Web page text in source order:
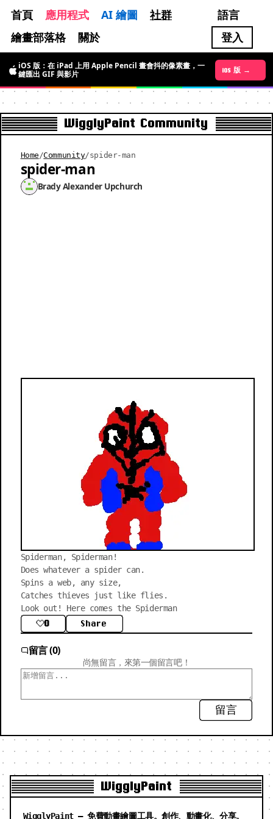
首頁 應用程式 AI 繪圖
社群
繪畫部落格
關於
語言
登入
Android 版 →
iOS 版：在 iPad 上用 Apple Pencil 畫會抖的像素畫，一
鍵匯出 GIF 與影片
iOS 版 →
WigglyPaint Community
Home /Community/spider-man
spider-man
Brady Alexander Upchurch
Spiderman, Spiderman!
Does whatever a spider can.
Spins a web, any size,
Catches thieves just like flies.
Look out! Here comes the Spiderman
0 Share
留言 (0)
尚無留言，來第一個留言吧！
留言
WigglyPaint
WigglyPaint — 免費動畫繪圖工具。創作、動畫化、分享。